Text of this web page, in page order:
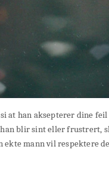
at han aksepterer dine feil
han blir sint eller frustrert,
ekte mann vil respektere